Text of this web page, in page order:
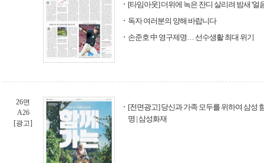
[타임아웃] 더위에 녹은 잔디 살리려 밤새 '얼
독자 여러분의 양해 바랍니다
손준호 中 영구제명… 선수생활 최대 위기
26면
A26
[광고]
[전면광고] 당신과 가족 모두를 위하여 삼성
명 | 삼성화재